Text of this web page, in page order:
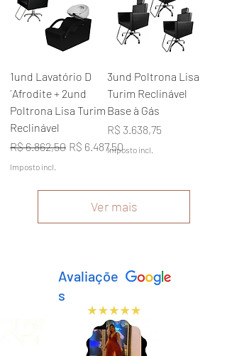
1und Lavatório D
´Afrodite + 2und
Poltrona Lisa Turim
Reclinável
Preço normal
R$ 6.862,50 Preço promocional
R$ 6.487,50
Imposto incl.
3und Poltrona Lisa
Turim Reclinável
Base à Gás
Preço
R$ 3.638,75
Imposto incl.
Ver mais
Avaliaçõe
s